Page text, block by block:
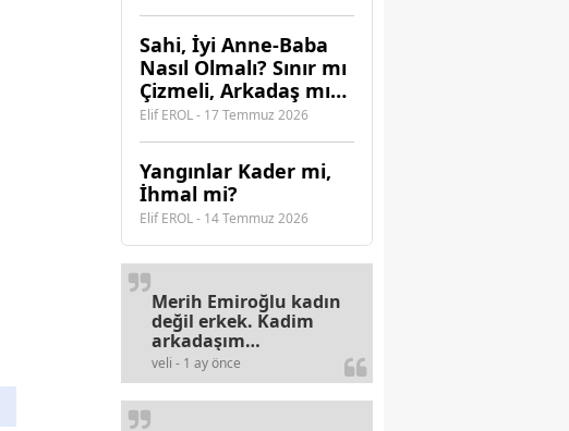
​Sahi, İyi Anne-Baba
Nasıl Olmalı? Sınır mı
Çizmeli, Arkadaş mı
Olmalı?
Elif EROL - 17 Temmuz 2026
Yangınlar Kader mi,
İhmal mi?
Elif EROL - 14 Temmuz 2026
veli - 1 ay önce
Merih Emiroğlu kadın
değil erkek. Kadim
arkadaşım
haberinizdeki hataya
gayb den
gülümsüyordur.